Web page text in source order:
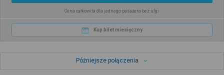
Cena całkowita dla jednego pasażera bez ulgi
Kup bilet miesięczny
Późniejsze połączenia